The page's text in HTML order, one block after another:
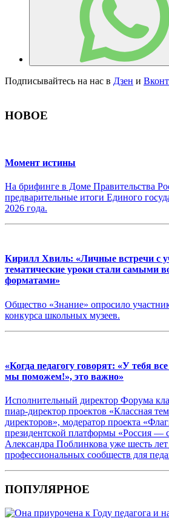
Подписывайтесь на нас в Дзен и
НОВОЕ
Момент истины
На брифинге в Доме Правительства
предварительные итоги Единого
2026 года.
Кирилл Хвиль: «Личные встречи с
тематические уроки стали самыми
форматами»
Общество «Знание» опросило
конкурса школьных музеев.
«Когда педагогу говорят: «У тебя
мы поможем!», это важно»
Исполнительный директор Форума
пиар-директор проектов «Классная
директоров», модератор проекта
президентской платформы «Россия —
Александра Поблинкова уже шесть лет
профессиональных сообществ для
ПОПУЛЯРНОЕ